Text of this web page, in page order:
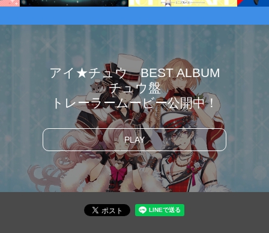
アイ★チュウ BEST ALBUM
チュウ盤
トレーラームービー公開中！
PLAY